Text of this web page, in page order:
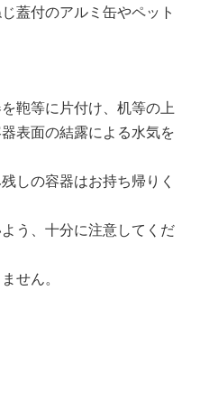
蓋付のアルミ缶やペット
鞄等に片付け、机等の上
表面の結露による水気を
の容器はお持ち帰りく
う、十分に注意してくだ
せん。